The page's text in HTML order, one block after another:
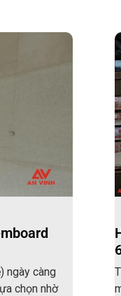
ngày càng
chọn nhờ